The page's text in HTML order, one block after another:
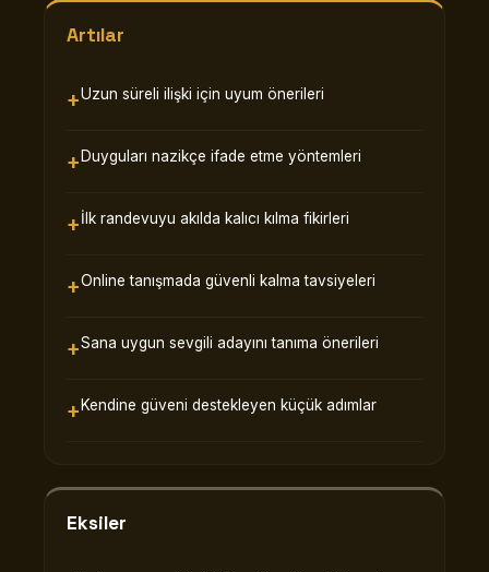
Artılar
Uzun süreli ilişki için uyum önerileri
Duyguları nazikçe ifade etme yöntemleri
İlk randevuyu akılda kalıcı kılma fikirleri
Online tanışmada güvenli kalma tavsiyeleri
Sana uygun sevgili adayını tanıma önerileri
Kendine güveni destekleyen küçük adımlar
Eksiler